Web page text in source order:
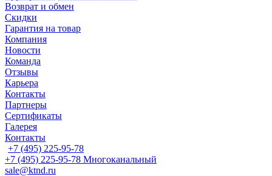
Возврат и обмен
Скидки
Гарантия на товар
Компания
Новости
Команда
Отзывы
Карьера
Контакты
Партнеры
Сертификаты
Галерея
Контакты
+7 (495) 225-95-78
+7 (495) 225-95-78 Многоканальный
sale@ktnd.ru